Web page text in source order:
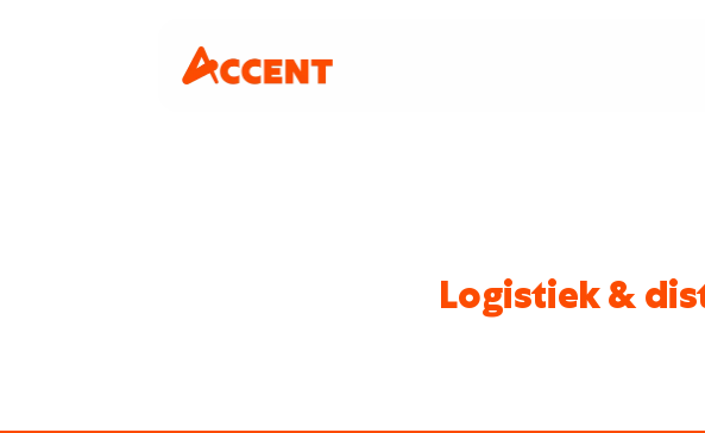
Logistiek &